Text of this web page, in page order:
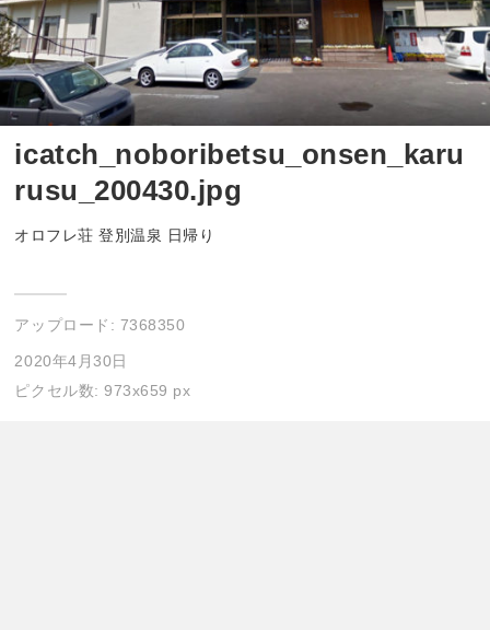
icatch_noboribetsu_onsen_karu
rusu_200430.jpg
オロフレ荘 登別温泉 日帰り
アップロード: 7368350
2020年4月30日
ピクセル数: 973x659 px